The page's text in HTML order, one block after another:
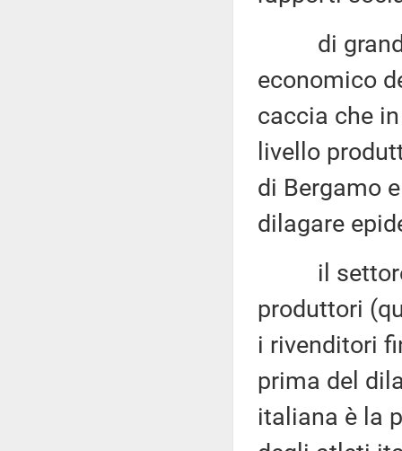
di grande
economico
caccia che
livello
di Bergamo
dilagare
il settore
produttori
i rivenditori
prima del
italiana è la